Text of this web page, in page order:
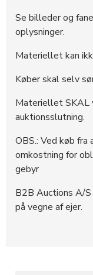
Se billeder og
oplysninger.
Materiellet kan
Køber skal selv
Materiellet
auktionsslutning.
OBS.: Ved køb
omkostning for
gebyr
B2B Auctions A/
på vegne af ejer.